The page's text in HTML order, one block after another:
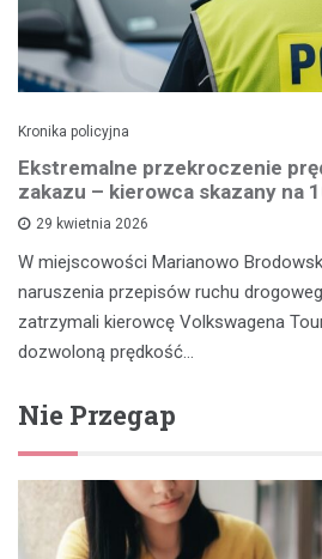
Kronika policyjna
Ekstremalne przekroczenie
zakazu – kierowca skazany na
29 kwietnia 2026
W miejscowości Marianowo
naruszenia przepisów ruchu
zatrzymali kierowcę Volkswagena
dozwoloną prędkość…
Nie Przegap